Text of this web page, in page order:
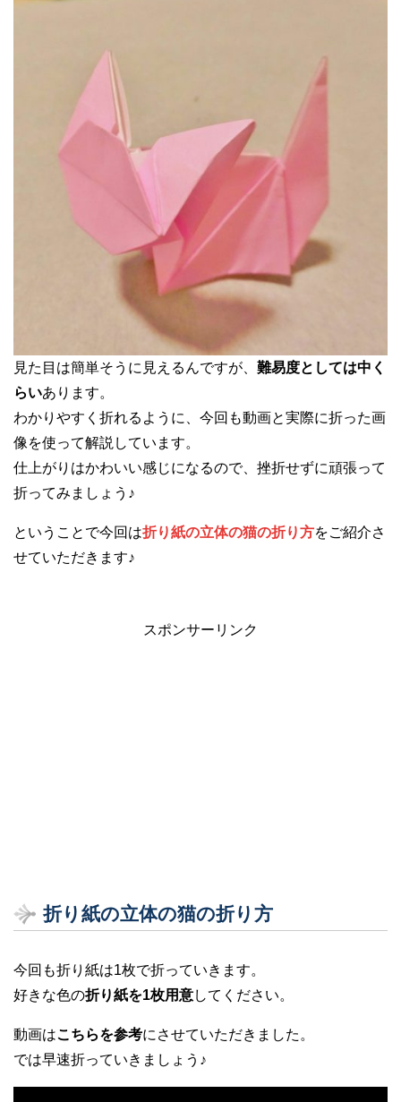
見た目は簡単そうに見えるんですが、 難易度としては中く
らいあります。
わかりやすく折れるように、今回も動画と実際に折った画
像を使って解説しています。
仕上がりはかわいい感じになるので、挫折せずに頑張って
折ってみましょう♪
ということで今回は折り紙の立体の猫の折り方をご紹介さ
せていただきます♪
スポンサーリンク
折り紙の立体の猫の折り方
今回も折り紙は1枚で折っていきます。
好きな色の折り紙を1枚用意してください。
動画はこちらを参考にさせていただきました。
では早速折っていきましょう♪